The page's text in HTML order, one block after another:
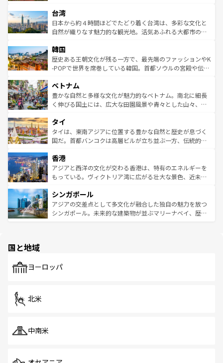
ならではの贅沢な旅のスタイルだ。 なお、新着のアメリカ
情報はコンテンツ一覧を参照してほしい。
れるおもてなしの心で訪れる人々を迎えてくれるハワイの
人々、おいしいローカルフードやハワイアンミュージッ
ク、伝統的なフラダンスなど、すべてがハワイの魅力を彩
ワイを、存分に味わってほしい。 なお、新着のハワイ情報
はコンテンツ一覧を参照してほしい。
リアリーフや大陸中央部にそびえるウルル（エアーズロッ
ク）、タスマニアの美しい原生林やケアンズの熱帯雨林な
ど、見どころがたくさん。また、カフェやワイン、オージ
いる。アクティビティも充実しており、サーフィンやダイ
ビング、ハイキングなど、アウトドア好きにはたまらな
い。オーストラリアの多彩な魅力を存分に味わいつくそ
参照してほしい。
台湾
日本から約４時間ほどでたどり着く台湾は、多彩な文化と
自然が織りなす魅力的な観光地。活気あふれる大都市の台
ン）、静ひつな山岳地帯である台湾東部など、都市の喧騒
と山間の静けさが共存しており、訪れる人に新しい発見と
驚きをもたらしてくれる。また、奥深い台湾の食文化も魅
容にもいいと評判のスイーツなど、バラエティ豊かな料理
が味わえる。 なお、新着の台湾情報は コンテンツ一覧を参
照してほしい。
韓国
歴史ある王朝文化が残る一方で、最先端のファッションやK
-POPで世界を席巻している韓国。首都ソウルの宮殿や伝統
き、地方に足を延ばせば四季折々の自然美を楽しむことが
できる。そして、キムチや焼肉、絶品のストリートフード
まで、さまざまな韓国料理が待っている。夜には、韓国な
リティに包まれながら、韓国の多彩な魅力を心ゆくまで味
わってみてほしい。 なお、新着の韓国情報はコンテンツ一
覧を参照してほしい。
ベトナム
豊かな自然と多様な文化が魅力的なベトナム。南北に細長
く伸びる国土には、広大な田園風景や青々とした山々、世
急速な発展と共に伝統が息づく。ハノイの古い町並みやホ
ーチミン市のフランス統治時代の建物も、独特の雰囲気を
醸し出している。また、バラエティの豊かさとおいしさで
とつ。フォーやバインミー、ベトナムコーヒーなどは、ぜ
ひ現地で味わいたい。どの地域を訪れてもあたたかい人々
が旅行者を迎えてくれるので、きっと忘れられない旅にな
参照してほしい。
タイ
タイは、東南アジアに位置する豊かな自然と歴史が息づく
国だ。首都バンコクは高層ビルが立ち並ぶ一方、伝統的な
の活気が交差している。北部ではチェンマイなどの山岳地
帯で自然と触れ合い、南部ではプーケットやクラビの美し
いビーチでリゾート気分を楽しむことができる。タイ料理
激する。気候は一年中温暖で、どの季節にも異なる楽しみ
が待っている。親しみやすいタイの人々、仏教を中心とし
た文化、そして多様な観光資源が、訪れる旅人を魅了し続
香港
アジアと西洋の文化が交わる香港は、特有のエネルギーを
もっている。ヴィクトリア湾に広がる壮大な景色、近未来
み、どこを訪れても感動するはず。観光スポットが密集し
ており、効率よく見どころを回れるのも魅力。息をのむよ
うな絶景から文化的な体験まで、香港を存分に楽しみ尽く
シンガポール
アジアの交差点として多文化が融合した独自の魅力を放つ
シンガポール。未来的な建築物が並ぶマリーナベイ、歴史
で、ホーカーズは地元の風情を楽しめる外せないスポット
国と地域
ヨーロッパ
北米
中南米